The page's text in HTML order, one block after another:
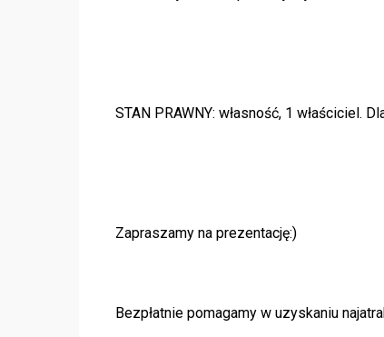
STAN PRAWNY: własność, 1
Zapraszamy na prezentację:)
Bezpłatnie pomagamy w uzyskaniu